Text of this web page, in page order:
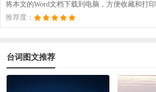
将本文的Word文档下载到电脑，方便收藏和打印
推荐度：
台词图文推荐